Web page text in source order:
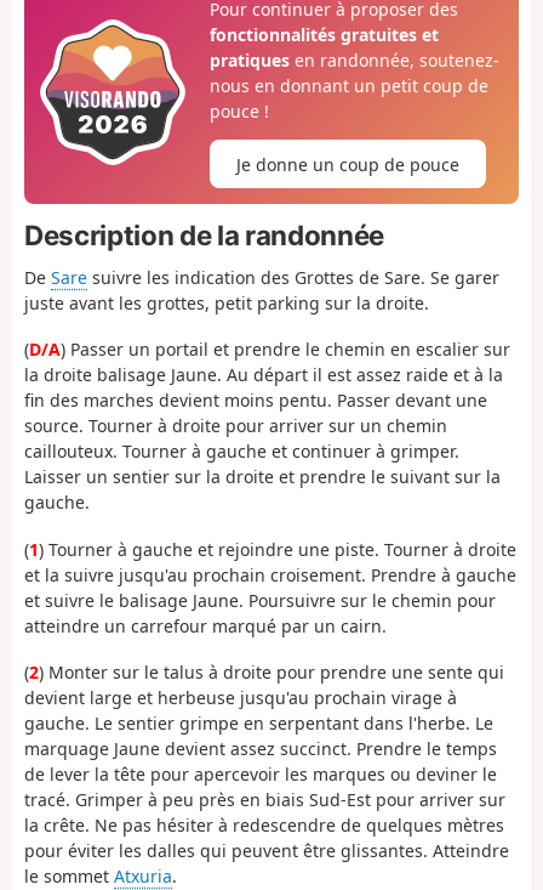
Pour continuer à proposer des
fonctionnalités gratuites et
pratiquesen randonnée, soutenez-
nous en donnant un petit coup de
pouce !
Je donne un coup de pouce
Description de la randonnée
De Sare suivre les indication des Grottes de Sare. Se garer
juste avant les grottes, petit parking sur la droite.
(D/A) Passer un portail et prendre le chemin en escalier sur
la droite balisage Jaune. Au départ il est assez raide et à la
fin des marches devient moins pentu. Passer devant une
source. Tourner à droite pour arriver sur un chemin
caillouteux. Tourner à gauche et continuer à grimper.
Laisser un sentier sur la droite et prendre le suivant sur la
gauche.
(1) Tourner à gauche et rejoindre une piste. Tourner à droite
et la suivre jusqu'au prochain croisement. Prendre à gauche
et suivre le balisage Jaune. Poursuivre sur le chemin pour
atteindre un carrefour marqué par un cairn.
(2) Monter sur le talus à droite pour prendre une sente qui
devient large et herbeuse jusqu'au prochain virage à
gauche. Le sentier grimpe en serpentant dans l'herbe. Le
marquage Jaune devient assez succinct. Prendre le temps
de lever la tête pour apercevoir les marques ou deviner le
tracé. Grimper à peu près en biais Sud-Est pour arriver sur
la crête. Ne pas hésiter à redescendre de quelques mètres
pour éviter les dalles qui peuvent être glissantes. Atteindre
le sommet Atxuria.